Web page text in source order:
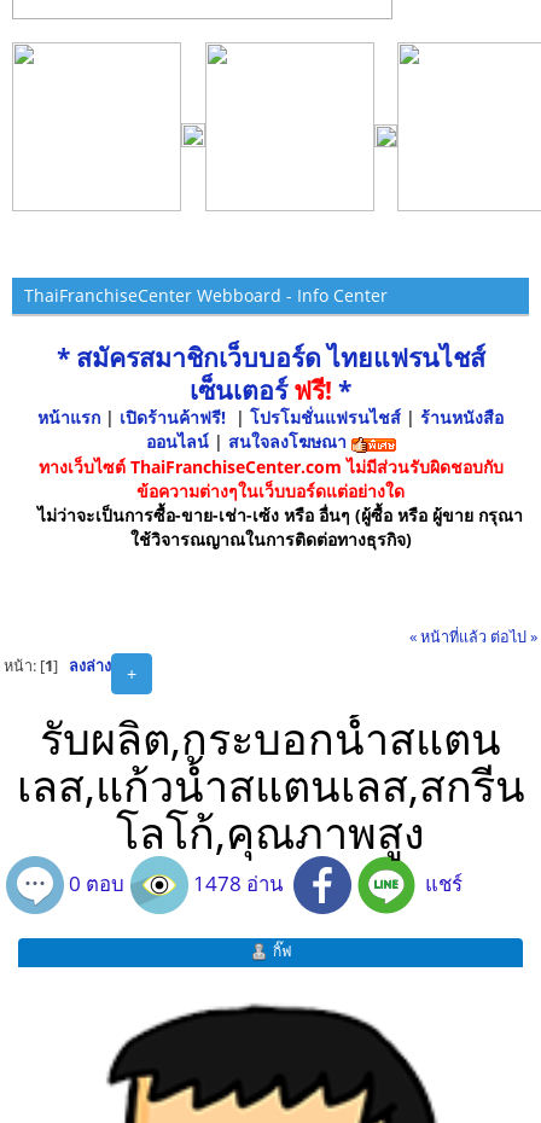
ThaiFranchiseCenter Webboard - Info Center
* สมัครสมาชิกเว็บบอร์ด ไทยแฟรนไชส์
เซ็นเตอร์ฟรี! *
หน้าแรก | เปิดร้านค้าฟรี! | โปรโมชั่นแฟรนไชส์ | ร้านหนังสือ
ออนไลน์ | สนใจลงโฆษณา
ทางเว็บไซต์ ThaiFranchiseCenter.com ไม่มีส่วนรับผิดชอบกับ
ข้อความต่างๆในเว็บบอร์ดแต่อย่างใด
ไม่ว่าจะเป็นการซื้อ-ขาย-เช่า-เซ้ง หรือ อื่นๆ (ผู้ซื้อ หรือ ผู้ขาย กรุณา
ใช้วิจารณญาณในการติดต่อทางธุรกิจ)
« หน้าที่แล้ว ต่อไป »
+
หน้า: [1] ลงล่าง
รับผลิต,กระบอกน้ำสแตน
เลส,แก้วน้ำสแตนเลส,สกรีน
โลโก้,คุณภาพสูง
0 ตอบ 1478 อ่าน แชร์
กิ๊ฟ